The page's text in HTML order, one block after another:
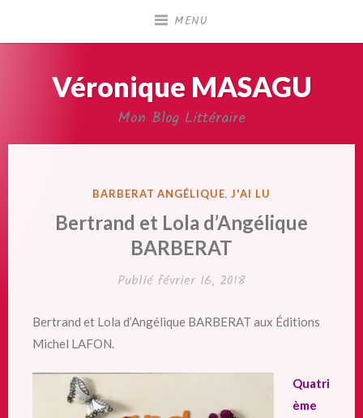
MENU
Véronique MASAGU
Mon Blog Littéraire
PUBLIÉ
BARBERAT ANGÉLIQUE,J'AI LU
Bertrand et Lola d’Angélique
BARBERAT
Publié février 16, 2018
Bertrand et Lola d’Angélique BARBERAT aux Éditions
Michel LAFON.
Quatri
ème